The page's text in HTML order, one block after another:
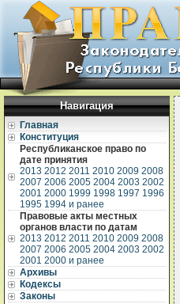
Навигация
Главная
Конституция
Республиканское право по
дате принятия
2013 2012 2011 2010 2009 2008
2007 2006 2005 2004 2003 2002
2001 2000 1999 1998 1997 1996
1995 1994 и ранее
Правовые акты местных
органов власти по датам
2013 2012 2011 2010 2009 2008
2007 2006 2005 2004 2003 2002
2001 2000 и ранее
Архивы
Кодексы
Законы